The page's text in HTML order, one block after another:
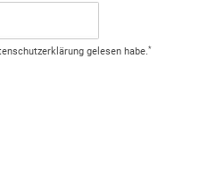
gelesen habe.*